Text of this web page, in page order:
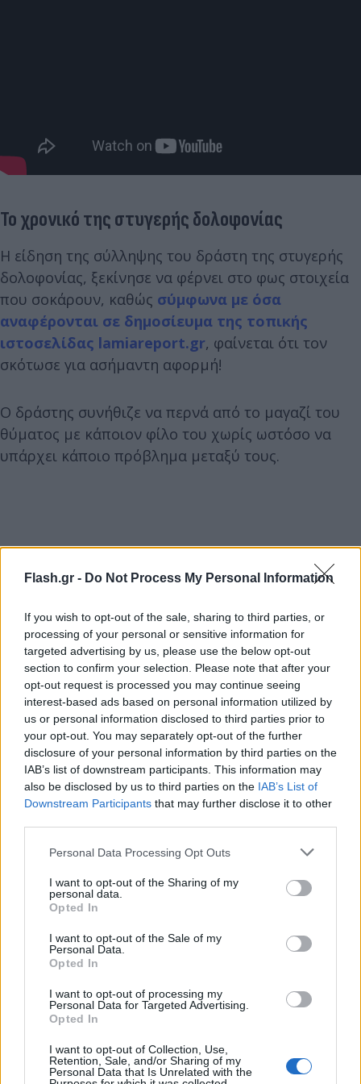
Flash.gr - Do Not Process My Personal Information
If you wish to opt-out of the sale, sharing to third parties, or
processing of your personal or sensitive information for
targeted advertising by us, please use the below opt-out
section to confirm your selection. Please note that after your
opt-out request is processed you may continue seeing
interest-based ads based on personal information utilized by
us or personal information disclosed to third parties prior to
your opt-out. You may separately opt-out of the further
disclosure of your personal information by third parties on the
IAB’s list of downstream participants. This information may
also be disclosed by us to third parties on the IAB’s List of
Downstream Participants that may further disclose it to other
Please note that this website/app uses one or more Google
not limited to your visit or usage behaviour. You may click to
grant or deny consent to Google and its third-party tags to
use your data for below specified purposes in below Google
consent section.
Personal Data Processing Opt Outs
I want to opt-out of the Sharing of my
personal data.
Opted In
I want to opt-out of the Sale of my
Personal Data.
Opted In
I want to opt-out of processing my
Personal Data for Targeted Advertising.
Opted In
I want to opt-out of Collection, Use,
Retention, Sale, and/or Sharing of my
Personal Data that Is Unrelated with the
Το χρονικό της στυγερής δολοφονίας
Η είδηση της σύλληψης του δράστη της στυγερής
δολοφονίας, ξεκίνησε να φέρνει στο φως στοιχεία
που σοκάρουν, καθώς σύμφωνα με όσα
αναφέρονται σε δημοσίευμα της τοπικής
ιστοσελίδας lamiareport.gr, φαίνεται ότι τον
σκότωσε για ασήμαντη αφορμή!
Ο δράστης συνήθιζε να περνά από το μαγαζί του
θύματος με κάποιον φίλο του χωρίς ωστόσο να
υπάρχει κάποιο πρόβλημα μεταξύ τους.
Στις ερωτήσεις των αστυνομικών για το κίνητρο
να ισχυρίστηκε ότι το θύμα κάτι του είχε πει το
προηγούμενο βράδυ. Του την έστησε λοιπόν την